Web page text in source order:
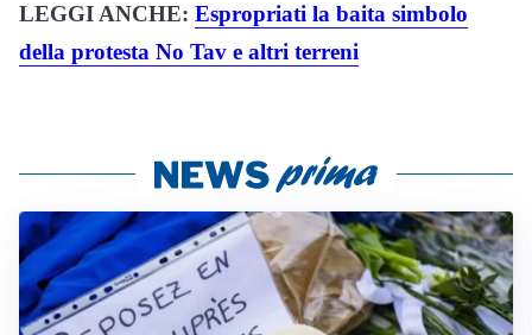
LEGGI ANCHE: Espropriati la baita simbolo
della protesta No Tav e altri terreni